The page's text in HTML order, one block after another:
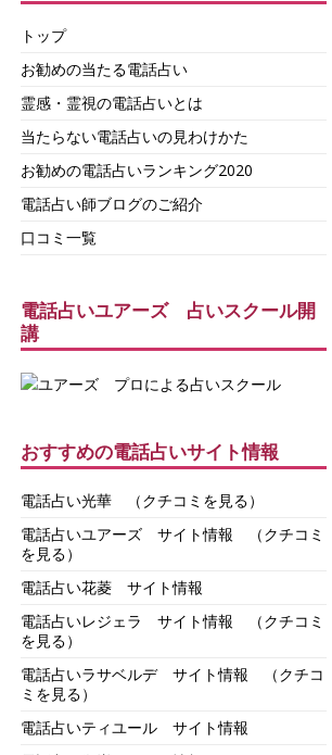
トップ
お勧めの当たる電話占い
霊感・霊視の電話占いとは
当たらない電話占いの見わけかた
お勧めの電話占いランキング2020
電話占い師ブログのご紹介
口コミ一覧
電話占いユアーズ 占いスクール開
講
おすすめの電話占いサイト情報
電話占い光華
（クチコミを見る）
電話占いユアーズ サイト情報
（クチコミ
を見る）
電話占い花菱 サイト情報
電話占いレジェラ サイト情報
（クチコミ
を見る）
電話占いラサベルデ サイト情報
（クチコ
ミを見る）
電話占いティユール サイト情報